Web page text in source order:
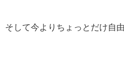
そして今よりちょっとだけ自